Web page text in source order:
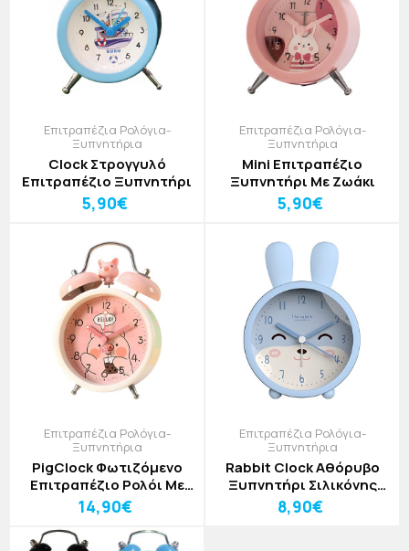
Επιτραπέζια Ρολόγια-
Ξυπνητήρια
Clock Στρογγυλό
Επιτραπέζιο Ξυπνητήρι
5,90€
Επιτραπέζια Ρολόγια-
Ξυπνητήρια
Mini Επιτραπέζιο
Ξυπνητήρι Με Ζωάκι
5,90€
Επιτραπέζια Ρολόγια-
Ξυπνητήρια
PigClock Φωτιζόμενο
Επιτραπέζιο Ρολόι Με
Γουρουνάκι
14,90€
Επιτραπέζια Ρολόγια-
Ξυπνητήρια
Rabbit Clock Αθόρυβο
Ξυπνητήρι Σιλικόνης
Λαγουδάκι
8,90€